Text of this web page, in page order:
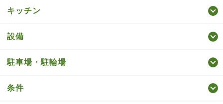
キッチン
設備
駐車場・駐輪場
条件